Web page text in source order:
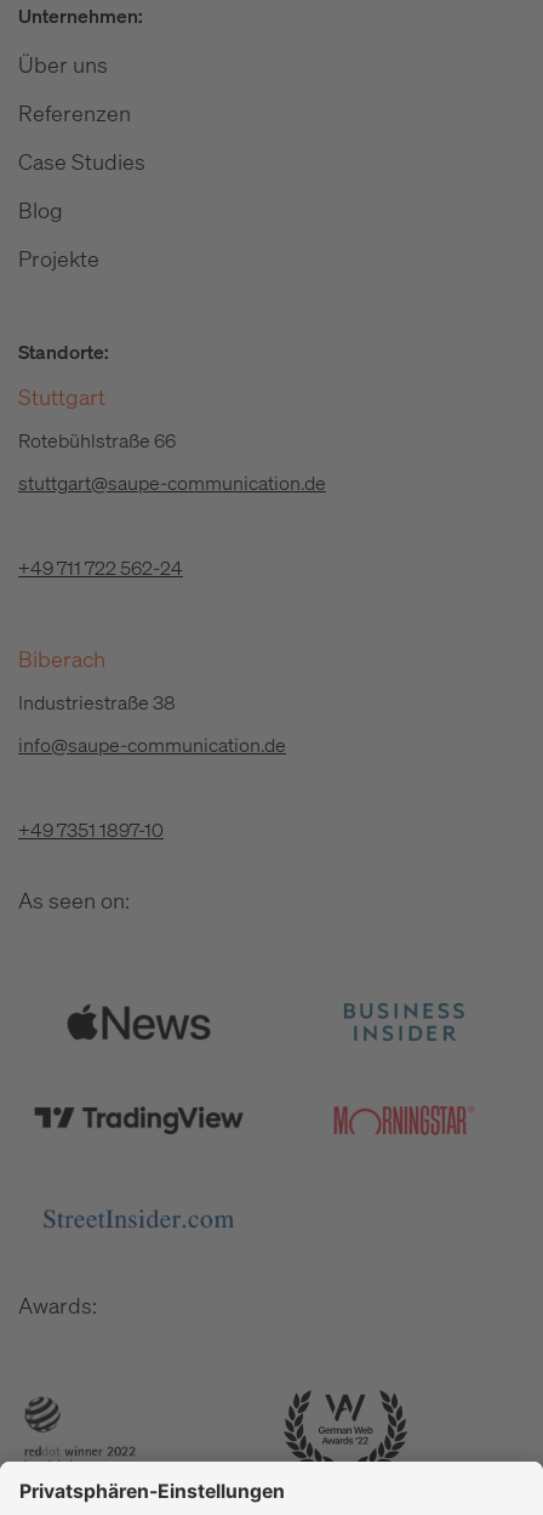
Unternehmen:
Über uns
Referenzen
Case Studies
Blog
Projekte
Standorte:
Stuttgart
Rotebühlstraße 66
stuttgart@saupe-communication.de
+49 711 722 562-24
Biberach
Industriestraße 38
info@saupe-communication.de
+49 7351 1897-10
As seen on:
Awards: